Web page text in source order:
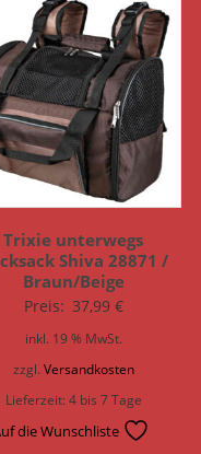
Trixie unterwegs
Shiva 28871 /
Braun/Beige
Preis: 37,99 €
inkl. 19 % MwSt.
zzgl. Versandkosten
Lieferzeit:4 bis 7 Tage
die Wunschliste